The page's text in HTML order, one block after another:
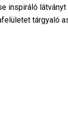
inspiráló látványt
tárgyaló